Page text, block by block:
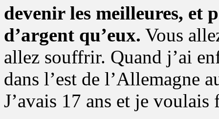
devenir les meilleures, et
d’argent qu’eux. Vous
allez souffrir. Quand j’ai
dans l’est de l’Allemagne
J’avais 17 ans et je